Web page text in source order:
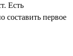
Есть
составить первое